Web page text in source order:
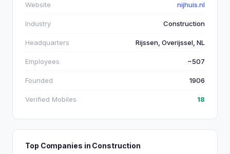
Website nijhuis.nl
Industry Construction
Headquarters Rijssen, Overijssel, NL
Employees ~507
Founded 1906
Verified Mobiles 18
Top Companies in Construction